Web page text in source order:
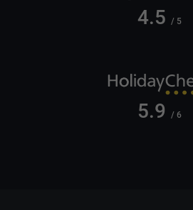
4.5 / 5
5.9 / 6